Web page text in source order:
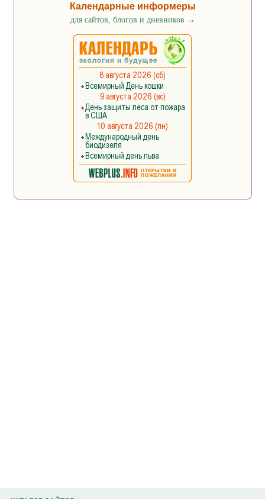
Календарные информеры
для сайтов, блогов и дневников →